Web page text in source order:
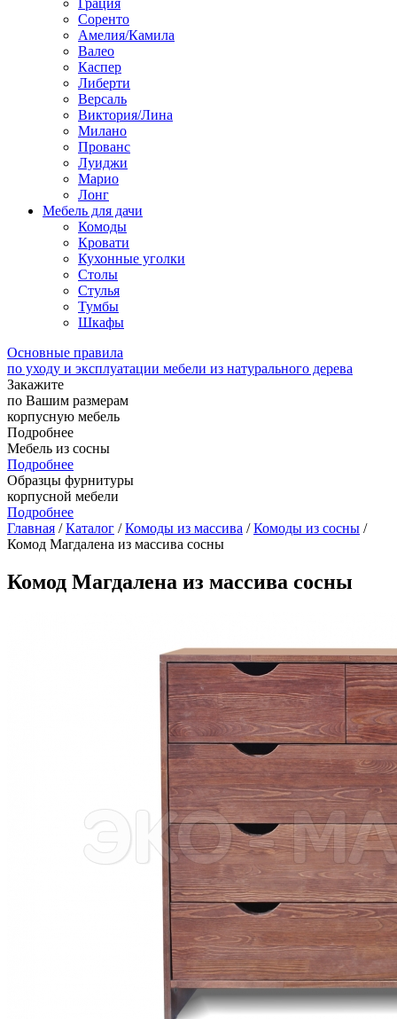
Грация
Соренто
Амелия/Камила
Валео
Каспер
Либерти
Версаль
Виктория/Лина
Милано
Прованс
Луиджи
Марио
Лонг
Мебель для дачи
Комоды
Кровати
Кухонные уголки
Столы
Стулья
Тумбы
Шкафы
Основные правила
по уходу и эксплуатации мебели из натурального дерева
Закажите
по Вашим размерам
корпусную мебель
Подробнее
Мебель из сосны
Подробнее
Образцы фурнитуры
корпусной мебели
Подробнее
Главная /Каталог /Комоды из массива /Комоды из сосны /
Комод Магдалена из массива сосны
Комод Магдалена из массива сосны